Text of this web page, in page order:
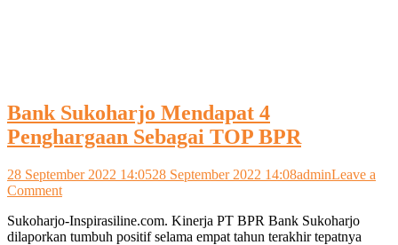
Bank Sukoharjo Mendapat 4
Penghargaan Sebagai TOP BPR
28 September 2022 14:0528 September 2022 14:08adminLeave a
Commenton
Sukoharjo
Mendapat
Sukoharjo-Inspirasiline.com. Kinerja PT BPR Bank Sukoharjo
dilaporkan tumbuh positif selama empat tahun terakhir tepatnya